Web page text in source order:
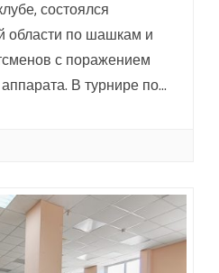
состоялся
области по шашкам и
с поражением
В турнире по…